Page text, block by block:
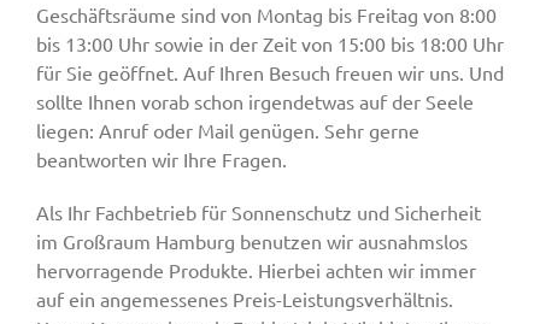
Geschäftsräume sind von Montag bis Freitag von 8:00
bis 13:00 Uhr sowie in der Zeit von 15:00 bis 18:00 Uhr
für Sie geöffnet. Auf Ihren Besuch freuen wir uns. Und
sollte Ihnen vorab schon irgendetwas auf der Seele
liegen: Anruf oder Mail genügen. Sehr gerne
beantworten wir Ihre Fragen.
Als Ihr Fachbetrieb für Sonnenschutz und Sicherheit
im Großraum Hamburg benutzen wir ausnahmslos
hervorragende Produkte. Hierbei achten wir immer
auf ein angemessenes Preis-Leistungsverhältnis.